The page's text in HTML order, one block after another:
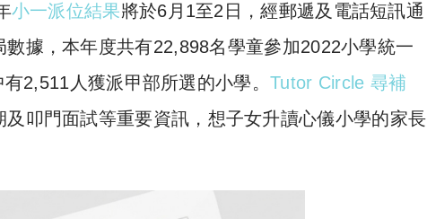
p
y
Li
n
k
at
s
A
p
p
小一派位結果將於6月1至2日，經郵遞及電話短訊通
據，本年度共有22,898名學童參加2022小學統一
2,511人獲派甲部所選的小學。 Tutor Circle 尋補
叩門面試等重要資訊，想子女升讀心儀小學的家長